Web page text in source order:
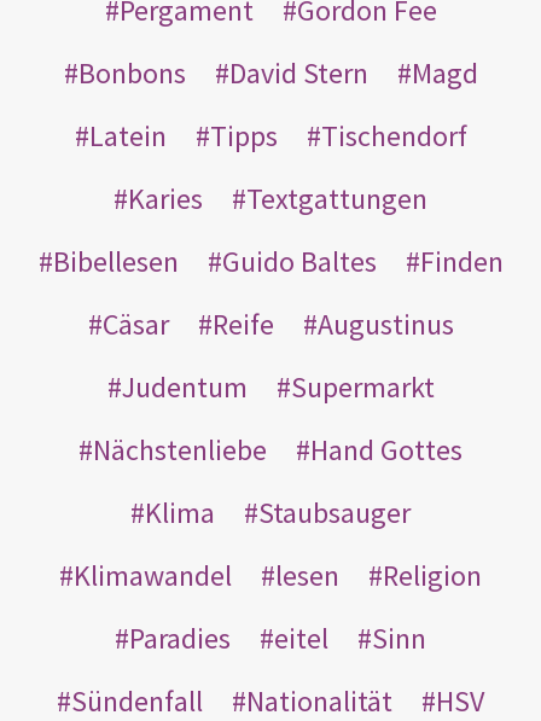
Pergament
Gordon Fee
Bonbons
David Stern
Magd
Latein
Tipps
Tischendorf
Karies
Textgattungen
Bibellesen
Guido Baltes
Finden
Cäsar
Reife
Augustinus
Judentum
Supermarkt
Nächstenliebe
Hand Gottes
Klima
Staubsauger
Klimawandel
lesen
Religion
Paradies
eitel
Sinn
Sündenfall
Nationalität
HSV